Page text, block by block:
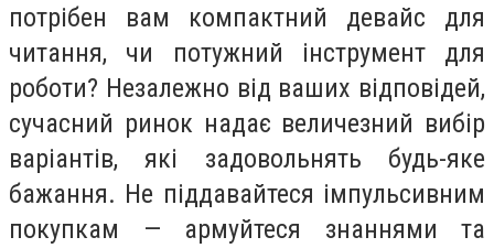
потрібен вам компактний девайс для
читання, чи потужний інструмент для
роботи? Незалежно від ваших відповідей,
сучасний ринок надає величезний вибір
варіантів, які задовольнять будь-яке
бажання. Не піддавайтеся імпульсивним
покупкам — армуйтеся знаннями та